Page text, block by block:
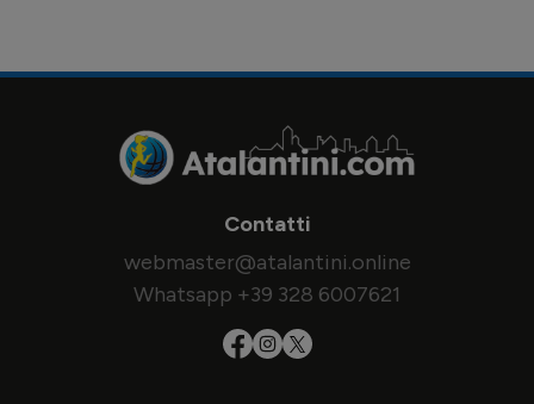
Contatti
webmaster@atalantini.online
Whatsapp +39 328 6007621